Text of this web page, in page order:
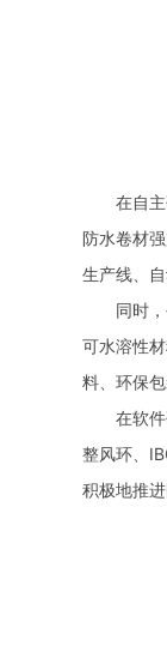
在自主研
防水卷材
生产线、
同时，公
可水溶性
料、环保
在软件研
整风环、
积极地推